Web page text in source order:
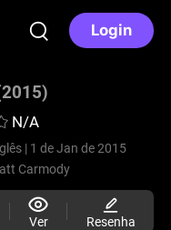
Login
N/A
| 1 de Jan de 2015
Carmody
Ver Resenha